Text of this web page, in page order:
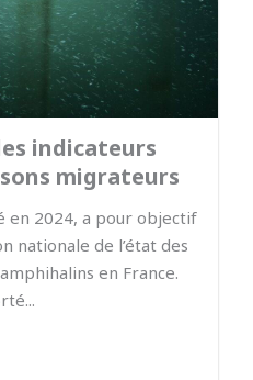
indicateurs
migrateurs
en 2024, a pour objectif
nationale de l’état des
en France.